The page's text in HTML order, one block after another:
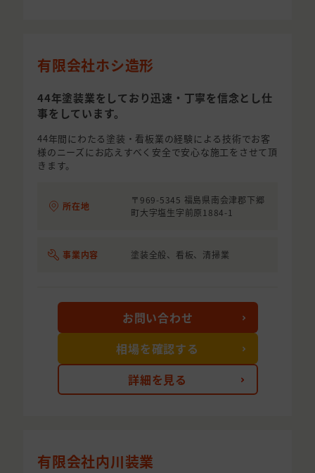
有限会社ホシ造形
44年塗装業をしており迅速・丁寧を信念とし仕
事をしています。
44年間にわたる塗装・看板業の経験による技術でお客
様のニーズにお応えすべく安全で安心な施工をさせて頂
きます。
所在地
〒969-5345 福島県南会津郡下郷
町大字塩生字前原1884-1
事業内容 塗装全般、看板、清掃業
詳細を見る
お問い合わせ
相場を確認する
有限会社内川装業